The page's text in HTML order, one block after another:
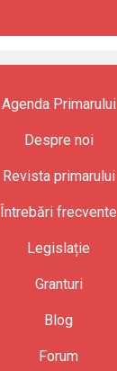
Agenda Primarului
Despre noi
Revista primarului
Întrebări frecvente
Legislație
Granturi
Blog
Forum